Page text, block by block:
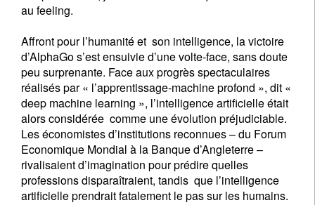
au feeling.
Affront pour l’humanité et son intelligence, la victoire
d’AlphaGo s’est ensuivie d’une volte-face, sans doute
peu surprenante. Face aux progrès spectaculaires
réalisés par « l’apprentissage-machine profond », dit «
deep machine learning », l’intelligence artificielle était
alors considérée comme une évolution préjudiciable.
Les économistes d’institutions reconnues – du Forum
Economique Mondial à la Banque d’Angleterre –
rivalisaient d’imagination pour prédire quelles
professions disparaîtraient, tandis que l’intelligence
artificielle prendrait fatalement le pas sur les humains.